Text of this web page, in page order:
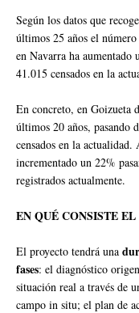
Según los datos que
últimos 25 años el número
en Navarra ha aumentado
41.015 censados en la
En concreto, en Goizueta
últimos 20 años, pasando
censados en la
incrementado un 22%
registrados actualmente.
EN QUÉ CONSISTE
El proyecto tendrá una
fases: el diagnóstico
situación real a través de
campo in situ; el plan de